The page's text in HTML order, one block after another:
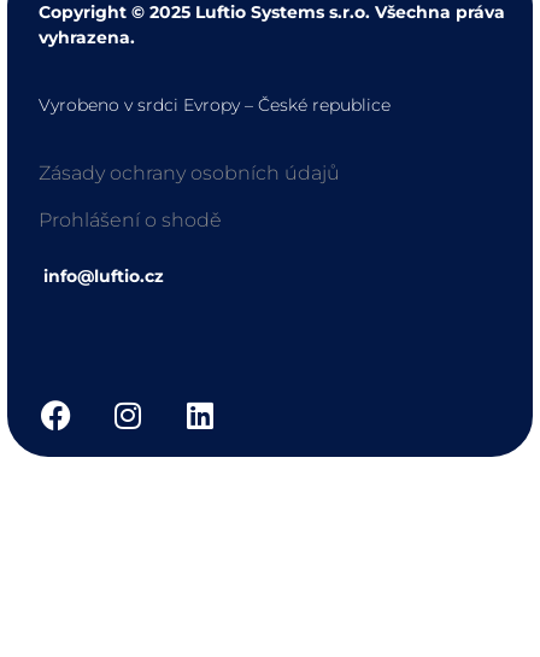
Copyright © 2025 Luftio Systems s.r.o. Všechna práva
vyhrazena.
Vyrobeno v srdci Evropy – České republice
Zásady ochrany osobních údajů
Prohlášení o shodě
info@luftio.cz